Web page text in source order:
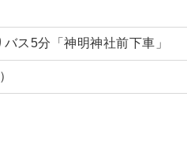
ス5分「神明神社前下車」